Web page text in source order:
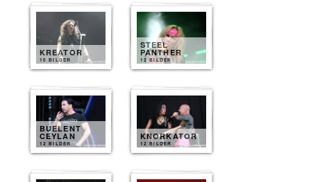
KREATOR
10 BILDER
STEEL
PANTHER
12 BILDER
BUELENT
CEYLAN
12 BILDER
KNORKATOR
12 BILDER